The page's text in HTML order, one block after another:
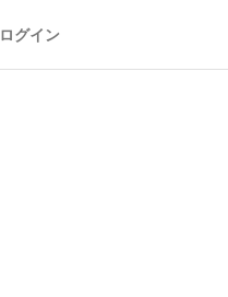
ログイン